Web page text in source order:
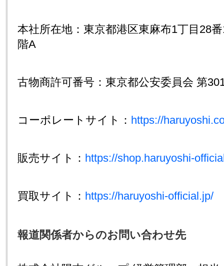
本社所在地：東京都港区東麻布1丁目28
階A
古物商許可番号：東京都公安委員会 第
コーポレートサイト： https://
販売サイト： https://shop.haruyoshi-
買取サイト： https://haruyoshi-official.jp/
報道関係者からのお問い合わせ先